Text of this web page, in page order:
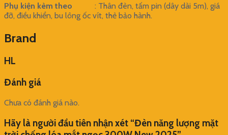
Phụ kiện kèm theo : Thân đèn, tấm pin (dây dài 5m), giá
đỡ, điều khiển, bu lông ốc vít, thẻ bảo hành.
Brand
HL
Đánh giá
Chưa có đánh giá nào.
Hãy là người đầu tiên nhận xét “Đèn năng lượng mặt